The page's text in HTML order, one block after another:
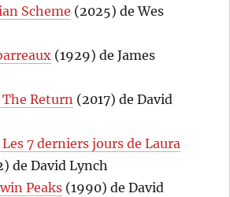
Scheme (2025) de Wes
(1929) de James
Return (2017) de David
7 derniers jours de Laura
de David Lynch
Peaks (1990) de David